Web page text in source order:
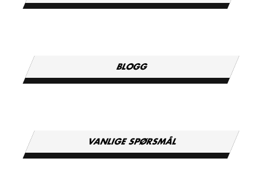
BLOGG
VANLIGE SPØRSMÅL